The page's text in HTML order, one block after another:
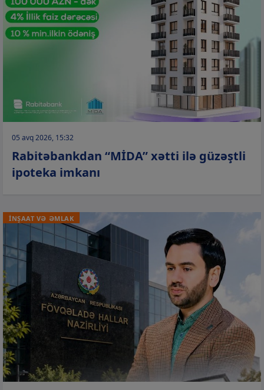
05 avq 2026, 15:32
Rabitəbankdan “MİDA” xətti ilə güzəştli
ipoteka imkanı
İNŞAAT VƏ ƏMLAK